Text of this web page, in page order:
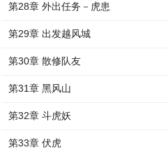
第28章 外出任务－虎患
第29章 出发越风城
第30章 散修队友
第31章 黑风山
第32章 斗虎妖
第33章 伏虎